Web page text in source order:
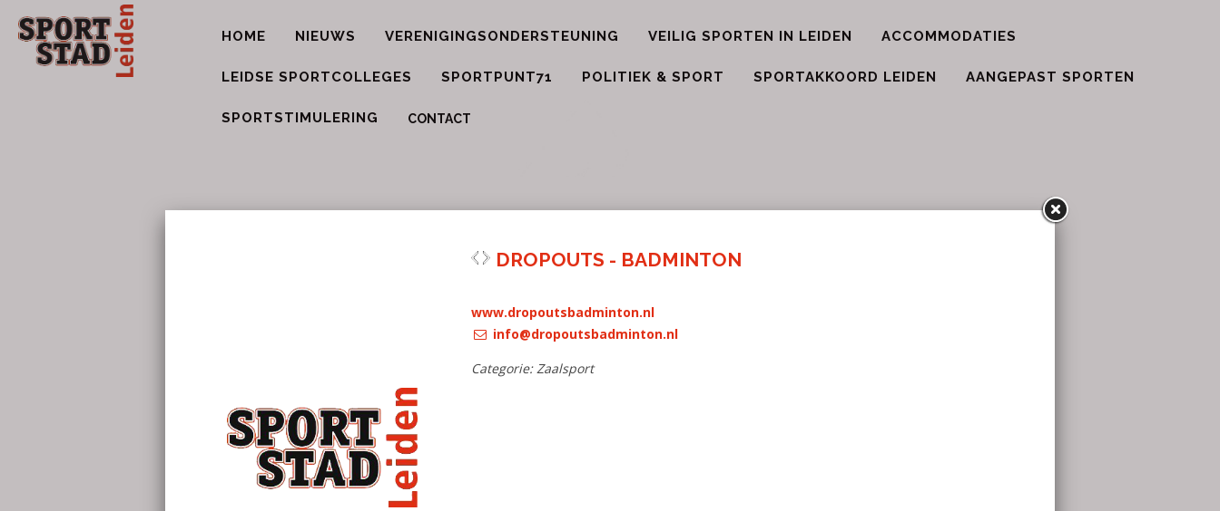
HOME NIEUWS VERENIGINGSONDERSTEUNING VEILIG SPORTEN IN LEIDEN ACCOMMODATIES
LEIDSE SPORTCOLLEGES SPORTPUNT71 POLITIEK & SPORT SPORTAKKOORD LEIDEN AANGEPAST SPORTEN
SPORTSTIMULERING
DROPOUTS -